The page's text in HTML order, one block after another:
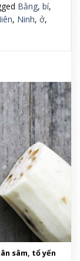
Bằng, bí,
, Ninh, ở,
sâm, tổ yến